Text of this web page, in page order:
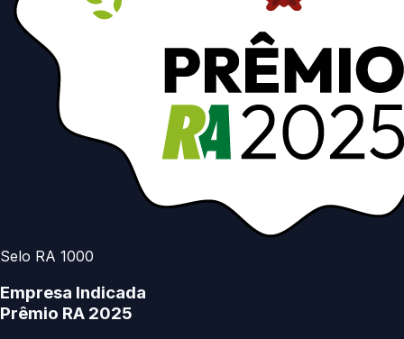
Selo RA 1000
Empresa Indicada
Prêmio RA 2025